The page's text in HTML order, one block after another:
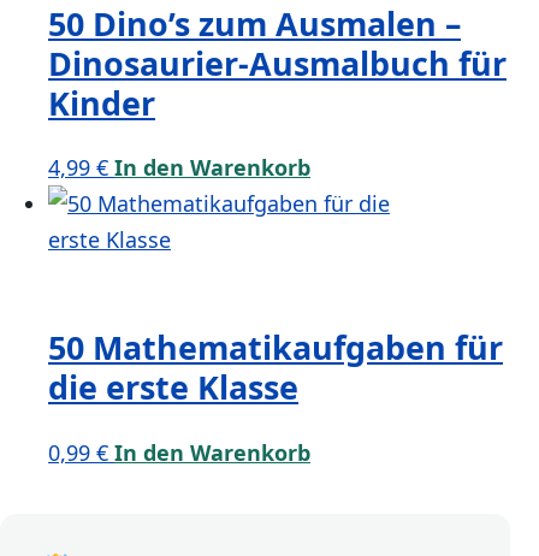
50 Dino’s zum Ausmalen –
Dinosaurier-Ausmalbuch für
Kinder
4,99 € In den Warenkorb
50 Mathematikaufgaben für
die erste Klasse
0,99 € In den Warenkorb